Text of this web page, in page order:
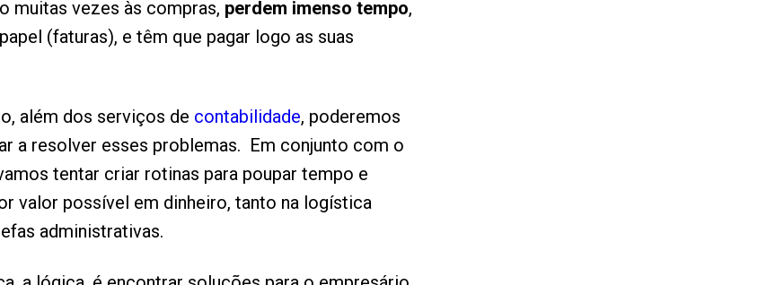
muitas vezes às compras, perdem imenso tempo,
(faturas), e têm que pagar logo as suas
além dos serviços de contabilidade, poderemos
a resolver esses problemas. Em conjunto com o
tentar criar rotinas para poupar tempo e
valor possível em dinheiro, tanto na logística
administrativas.